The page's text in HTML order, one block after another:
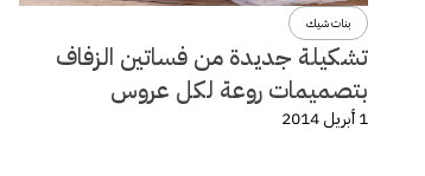
بنات شيك
تشكيلة جديدة من فساتين الزفاف
بتصميمات روعة لكل عروس
1 أبريل 2014